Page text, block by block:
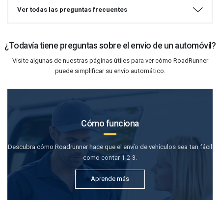
Ver todas las preguntas frecuentes
¿Todavía tiene preguntas sobre el envío de un automóvil?
Visite algunas de nuestras páginas útiles para ver cómo RoadRunner
puede simplificar su envío automático.
Cómo funciona
Descubra cómo Roadrunner hace que el envío de vehículos sea tan fácil
como contar 1-2-3.
Aprende más